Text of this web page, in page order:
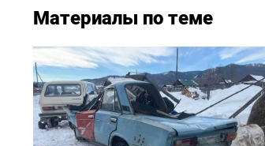
Материалы по теме